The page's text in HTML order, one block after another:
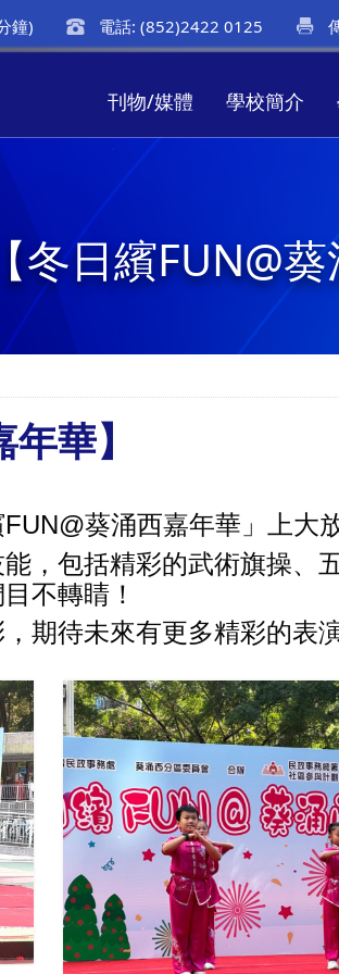
鐘) 電話: (852)2422 0125
刊物/媒體 學校簡介
【冬日繽FUN@
華】
葵涌西嘉年華」上大
，包括精彩的武術旗操、
不轉睛！
期待未來有更多精彩的表